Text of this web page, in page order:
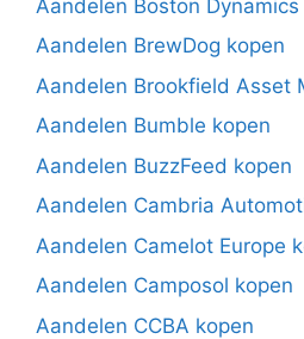
Aandelen Boston Dynamics
Aandelen BrewDog kopen
Aandelen Brookfield Asset
Aandelen Bumble kopen
Aandelen BuzzFeed kopen
Aandelen Cambria
Aandelen Camelot Europe
Aandelen Camposol kopen
Aandelen CCBA kopen